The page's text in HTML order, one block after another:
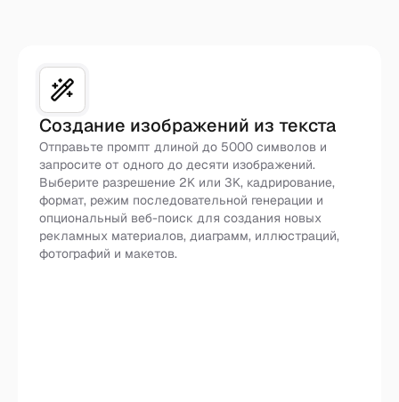
Создание изображений из текста
Отправьте промпт длиной до 5000 символов и
запросите от одного до десяти изображений.
Выберите разрешение 2K или 3K, кадрирование,
формат, режим последовательной генерации и
опциональный веб-поиск для создания новых
рекламных материалов, диаграмм, иллюстраций,
фотографий и макетов.